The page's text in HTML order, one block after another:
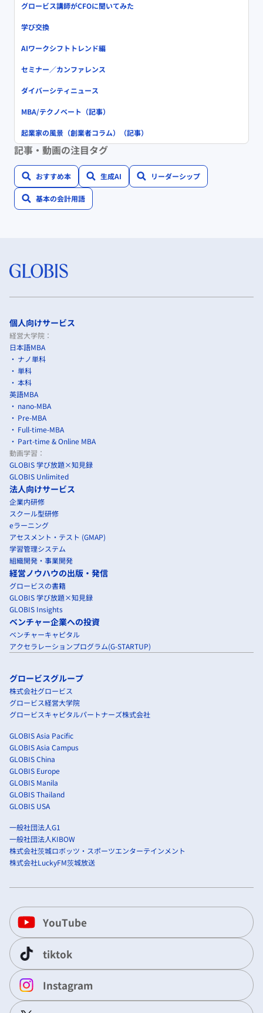
グロービス講師がCFOに聞いてみた
学び交換
AIワークシフトトレンド編
セミナー／カンファレンス
ダイバーシティニュース
MBA/テクノベート（記事）
起業家の風景（創業者コラム）（記事）
記事・動画の注目タグ
おすすめ本 生成AI リーダーシップ
基本の会計用語
個人向けサービス
経営大学院：
日本語MBA
ナノ単科
単科
本科
英語MBA
nano-MBA
Pre-MBA
Full-time-MBA
Part-time & Online MBA
動画学習：
GLOBIS 学び放題×知見録
GLOBIS Unlimited
法人向けサービス
企業内研修
スクール型研修
eラーニング
アセスメント・テスト (GMAP)
学習管理システム
組織開発・事業開発
経営ノウハウの出版・発信
グロービスの書籍
GLOBIS 学び放題×知見録
GLOBIS Insights
ベンチャー企業への投資
ベンチャーキャピタル
アクセラレーションプログラム(G-STARTUP)
グロービスグループ
株式会社グロービス
グロービス経営大学院
グロービスキャピタルパートナーズ株式会社
GLOBIS Asia Pacific
GLOBIS Asia Campus
GLOBIS China
GLOBIS Europe
GLOBIS Manila
GLOBIS Thailand
GLOBIS USA
一般社団法人G1
一般社団法人KIBOW
株式会社茨城ロボッツ・スポーツエンターテインメント
株式会社LuckyFM茨城放送
YouTube
tiktok
Instagram